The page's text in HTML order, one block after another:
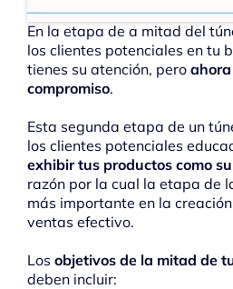
En la etapa de a mitad del
los clientes potenciales en tu
tienes su atención, pero
compromiso.
Esta segunda etapa de un
los clientes potenciales
exhibir tus productos como
razón por la cual la etapa de
más importante en la
ventas efectivo.
Los objetivos de la mitad de
deben incluir: